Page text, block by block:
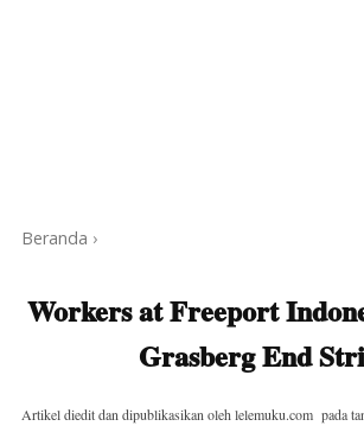
Beranda ›
Workers at Freeport
Grasberg End
Artikel diedit dan dipublikasikan oleh lelemuku.com pada